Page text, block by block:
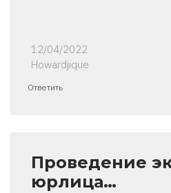
12/04/2022
Howardjique
Ответить
Проведение
юрлица…